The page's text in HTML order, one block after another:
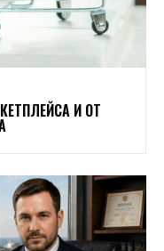
И ОТ